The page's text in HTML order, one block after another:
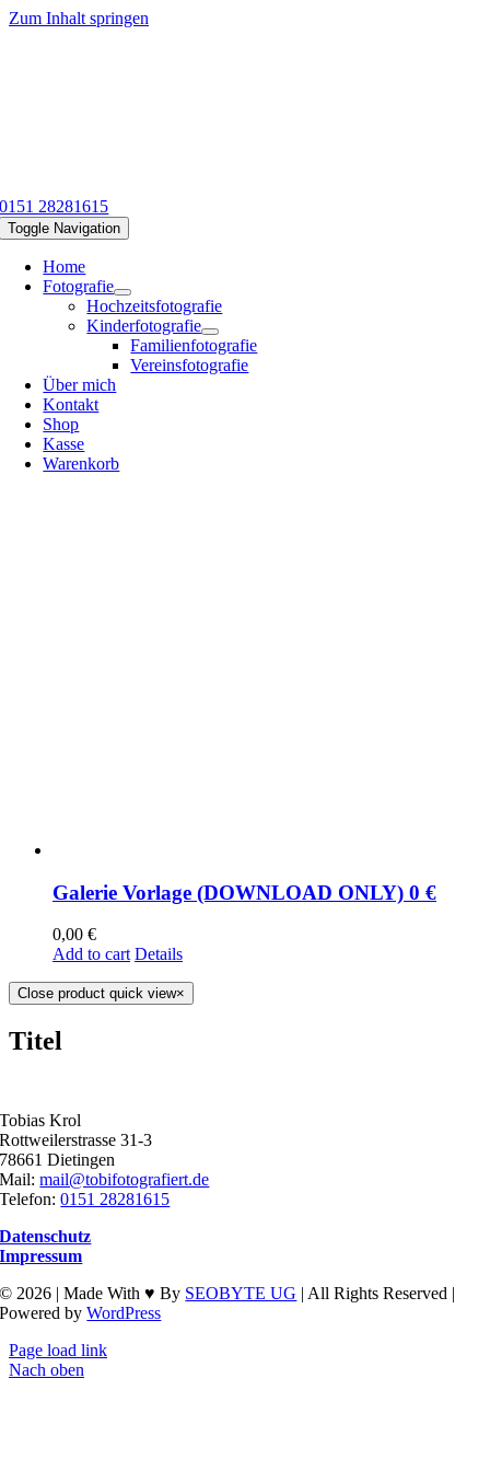
Zum Inhalt springen
0151 28281615
Toggle Navigation
Home
Fotografie
Hochzeitsfotografie
Kinderfotografie
Familienfotografie
Vereinsfotografie
Über mich
Kontakt
Shop
Kasse
Warenkorb
Galerie Vorlage (DOWNLOAD ONLY) 0 €
0,00 €
Add to cart Details
Close product quick view×
Titel
Tobias Krol
Rottweilerstrasse 31-3
78661 Dietingen
Mail:mail@tobifotografiert.de
Telefon:0151 28281615
Datenschutz
Impressum
© 2026 | Made With ♥ By SEOBYTE UG | All Rights Reserved |
Powered byWordPress
Page load link
Nach oben